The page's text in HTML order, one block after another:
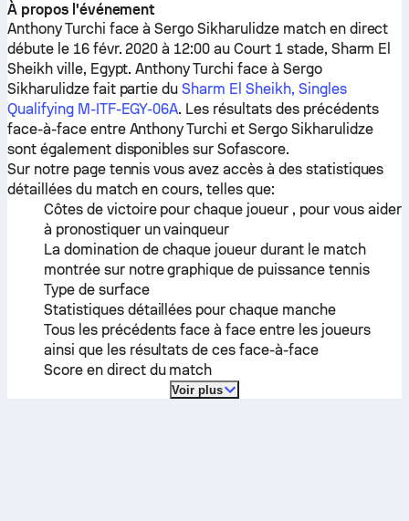
À propos l'événement
Anthony Turchi face àSergo Sikharulidzematch en direct
débute le 16 févr. 2020 à 12:00 au Court 1 stade, Sharm El
Sheikh ville, Egypt.Anthony Turchi face à Sergo
Sikharulidzefait partie duSharm El Sheikh, Singles
Qualifying M-ITF-EGY-06A. Les résultats des précédents
face-à-face entre Anthony Turchi et Sergo Sikharulidze
sont également disponibles sur Sofascore.
Sur notre page tennis vous avez accès à des statistiques
détaillées du match en cours, telles que:
Côtes de victoire pour chaque joueur , pour vous aider
à pronostiquer un vainqueur
La domination de chaque joueur durant le match
montrée sur notre graphique de puissance tennis
Type de surface
Statistiques détaillées pour chaque manche
Tous les précédents face à face entre les joueurs
ainsi que les résultats de ces face-à-face
Score en direct du match
Voir plus